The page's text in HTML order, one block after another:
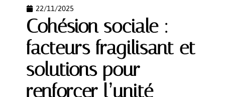
22/11/2025
Cohésion sociale :
facteurs fragilisant et
solutions pour
renforcer l’unité